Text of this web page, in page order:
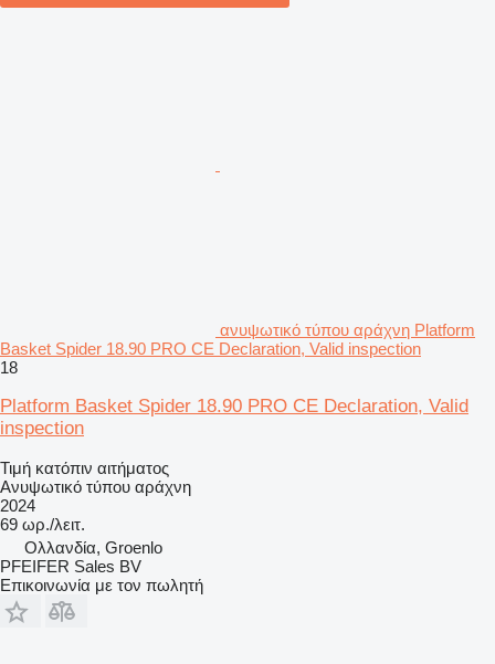
ανυψωτικό τύπου αράχνη Platform
Basket Spider 18.90 PRO CE Declaration, Valid inspection
18
Platform Basket Spider 18.90 PRO CE Declaration, Valid
inspection
Τιμή κατόπιν αιτήματος
Ανυψωτικό τύπου αράχνη
2024
69 ωρ./λειτ.
Ολλανδία, Groenlo
PFEIFER Sales BV
Επικοινωνία με τον πωλητή